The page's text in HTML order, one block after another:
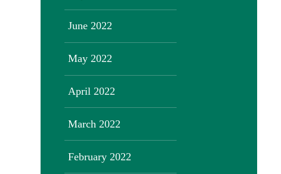
June 2022
May 2022
April 2022
March 2022
February 2022